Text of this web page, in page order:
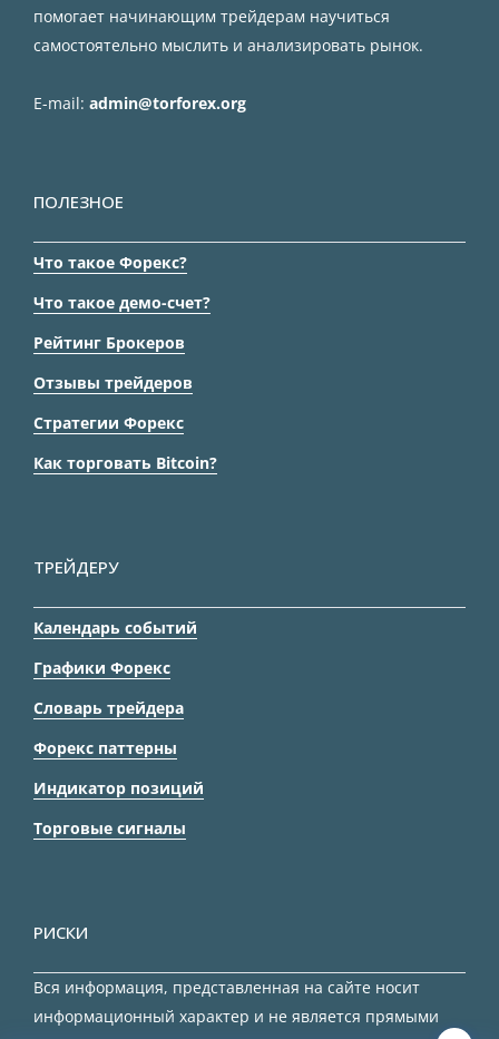
помогает начинающим трейдерам научиться
самостоятельно мыслить и анализировать рынок.
E-mail: admin@torforex.org
ПОЛЕЗНОЕ
Что такое Форекс?
Что такое демо-счет?
Рейтинг Брокеров
Отзывы трейдеров
Стратегии Форекс
Как торговать Bitcoin?
ТРЕЙДЕРУ
Календарь событий
Графики Форекс
Словарь трейдера
Форекс паттерны
Индикатор позиций
Торговые сигналы
РИСКИ
Вся информация, представленная на сайте носит
информационный характер и не является прямыми